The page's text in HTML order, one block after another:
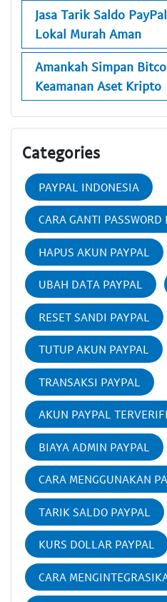
Jasa Tarik Saldo
Lokal Murah Aman
Amankah Simpan
Keamanan Aset Kripto
Categories
PAYPAL INDONESIA
CARA GANTI PASSWORD
HAPUS AKUN PAYPAL
UBAH DATA PAYPAL
RESET SANDI PAYPAL
TUTUP AKUN PAYPAL
TRANSAKSI PAYPAL
AKUN PAYPAL
BIAYA ADMIN PAYPAL
CARA MENGGUNAKAN
TARIK SALDO PAYPAL
KURS DOLLAR PAYPAL
CARA